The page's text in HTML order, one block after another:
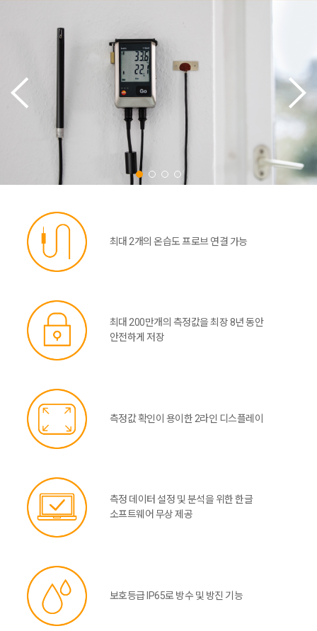
최대 2개의 온습도 프로브 연결 가능
최대 200만개의 측정값을 최장 8년 동안
안전하게 저장
측정값 확인이 용이한 2라인 디스플레이
측정 데이터 설정 및 분석을 위한 한글
소프트웨어 무상 제공
보호등급 IP65로 방수 및 방진 기능